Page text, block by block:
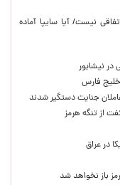
نیست/ آیا سایپا آماده
جنایت دستگیر شدند
از تنگه هرمز
در عراق
باز نخواهد شد